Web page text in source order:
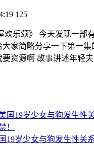
125
欢乐颂》 今天发现一部
家简略分享一下第一
资源啊 故事讲述年轻
19岁少女与狗发生性关